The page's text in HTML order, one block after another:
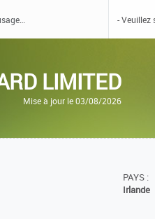
LIMITED
Mise à jour le 03/08/2026
PAYS :
Irlande